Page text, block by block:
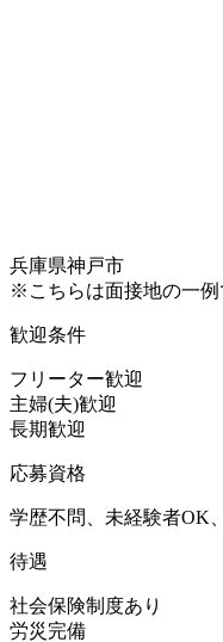
兵庫県神戸市
※こちらは面接地の一
歓迎条件
フリーター歓迎
主婦(夫)歓迎
長期歓迎
応募資格
学歴不問、未経験者OK
待遇
社会保険制度あり
労災完備